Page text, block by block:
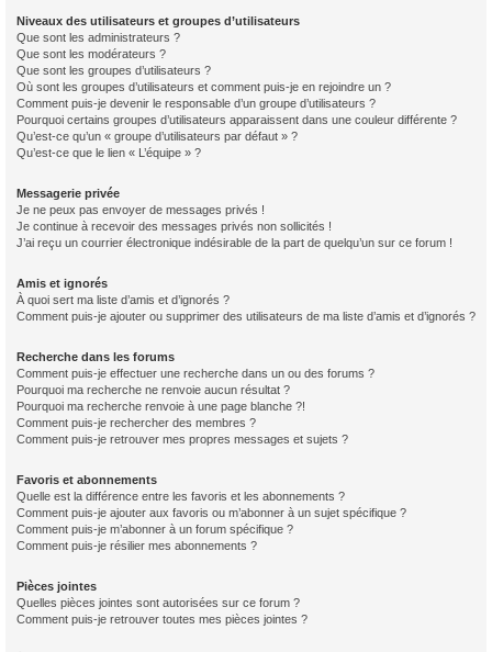
Niveaux des utilisateurs et groupes d’utilisateurs
Que sont les administrateurs ?
Que sont les modérateurs ?
Que sont les groupes d’utilisateurs ?
Où sont les groupes d’utilisateurs et comment puis-je en rejoindre un ?
Comment puis-je devenir le responsable d’un groupe d’utilisateurs ?
Pourquoi certains groupes d’utilisateurs apparaissent dans une couleur différente ?
Qu’est-ce qu’un « groupe d’utilisateurs par défaut » ?
Qu’est-ce que le lien « L’équipe » ?
Messagerie privée
Je ne peux pas envoyer de messages privés !
Je continue à recevoir des messages privés non sollicités !
J’ai reçu un courrier électronique indésirable de la part de quelqu’un sur ce forum !
Amis et ignorés
À quoi sert ma liste d’amis et d’ignorés ?
Comment puis-je ajouter ou supprimer des utilisateurs de ma liste d’amis et d’ignorés ?
Recherche dans les forums
Comment puis-je effectuer une recherche dans un ou des forums ?
Pourquoi ma recherche ne renvoie aucun résultat ?
Pourquoi ma recherche renvoie à une page blanche ?!
Comment puis-je rechercher des membres ?
Comment puis-je retrouver mes propres messages et sujets ?
Favoris et abonnements
Quelle est la différence entre les favoris et les abonnements ?
Comment puis-je ajouter aux favoris ou m’abonner à un sujet spécifique ?
Comment puis-je m’abonner à un forum spécifique ?
Comment puis-je résilier mes abonnements ?
Pièces jointes
Quelles pièces jointes sont autorisées sur ce forum ?
Comment puis-je retrouver toutes mes pièces jointes ?